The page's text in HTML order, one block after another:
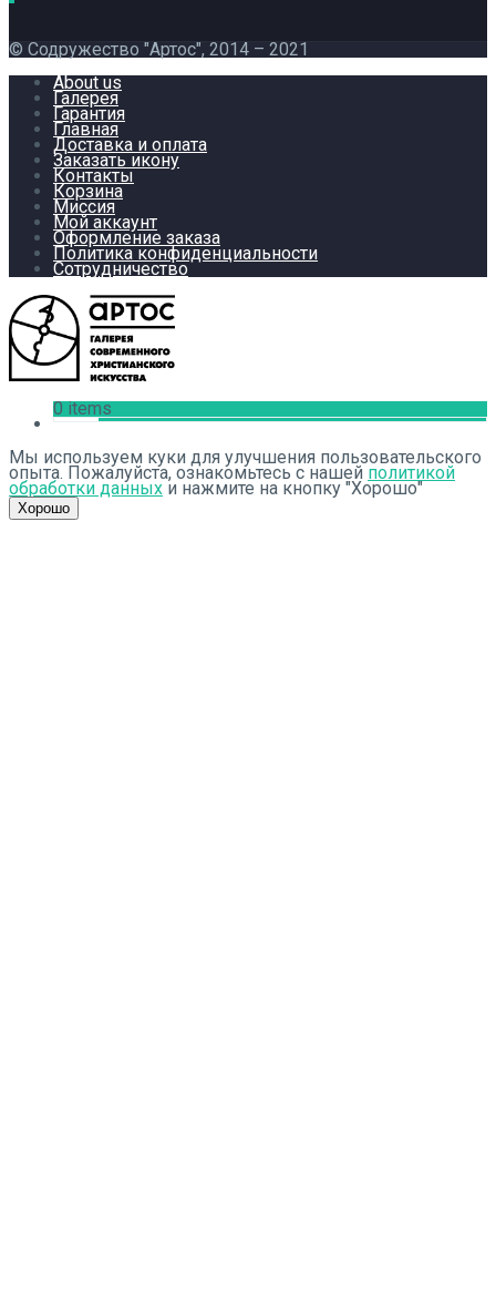
© Содружество "Артос", 2014 – 2021
About us
Галерея
Гарантия
Главная
Доставка и оплата
Заказать икону
Контакты
Корзина
Миссия
Мой аккаунт
Оформление заказа
Политика конфиденциальности
Сотрудничество
0 items
Мы используем куки для улучшения пользовательского
опыта. Пожалуйста, ознакомьтесь с нашей политикой
обработки данных и нажмите на кнопку "Хорошо"
Хорошо